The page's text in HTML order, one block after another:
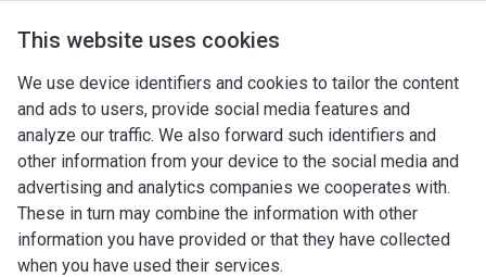
This website uses cookies
We use device identifiers and cookies to tailor the content
and ads to users, provide social media features and
analyze our traffic. We also forward such identifiers and
other information from your device to the social media and
advertising and analytics companies we cooperates with.
These in turn may combine the information with other
information you have provided or that they have collected
when you have used their services.